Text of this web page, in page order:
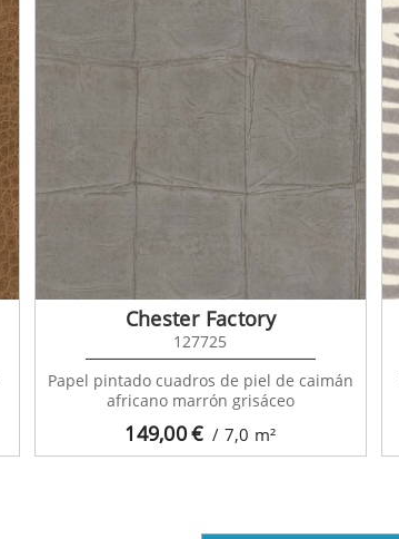
149,00€ / 7,0 m²
Chester Factory
127725
Papel pintado cuadros de piel de caimán
africano marrón grisáceo